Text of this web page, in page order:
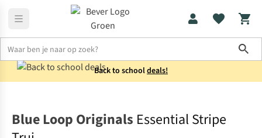
Back to schooldeals!
Blue Loop Originals Essential Stripe